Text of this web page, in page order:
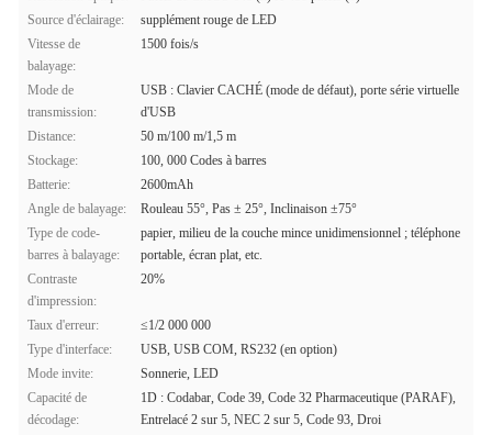
Source d'éclairage:
supplément rouge de LED
Vitesse de
balayage:
1500 fois/s
Mode de
transmission:
USB : Clavier CACHÉ (mode de défaut), porte série virtuelle
d'USB
Distance:
50 m/100 m/1,5 m
Stockage:
100, 000 Codes à barres
Batterie:
2600mAh
Angle de balayage:
Rouleau 55°, Pas ± 25°, Inclinaison ±75°
Type de code-
barres à balayage:
papier, milieu de la couche mince unidimensionnel ; téléphone
portable, écran plat, etc.
Contraste
d'impression:
20%
Taux d'erreur:
≤1/2 000 000
Type d'interface:
USB, USB COM, RS232 (en option)
Mode invite:
Sonnerie, LED
Capacité de
décodage:
1D : Codabar, Code 39, Code 32 Pharmaceutique (PARAF),
Entrelacé 2 sur 5, NEC 2 sur 5, Code 93, Droi